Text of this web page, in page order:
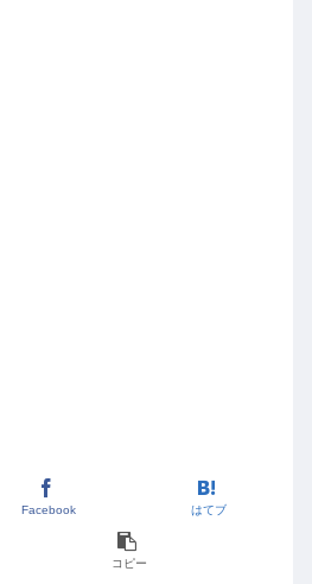
Facebook はてブ
コピー